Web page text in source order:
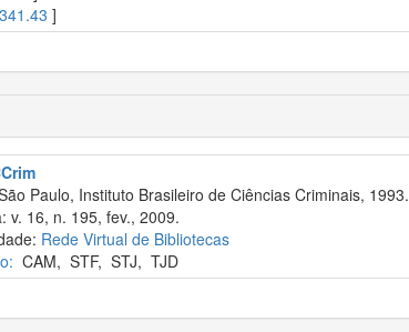
341.43 ]
Paulo, Instituto Brasileiro de Ciências Criminais, 1993.
v. 16, n. 195, fev., 2009.
Rede Virtual de Bibliotecas
CAM, STF, STJ, TJD